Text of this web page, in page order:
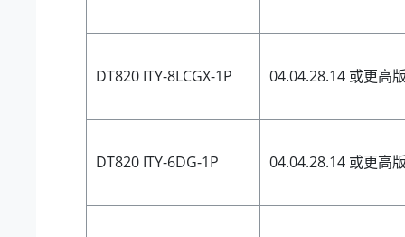
DT820 ITY-8LCGX-1P 04.04.28.14 或更高
DT820 ITY-6DG-1P 04.04.28.14 或更高